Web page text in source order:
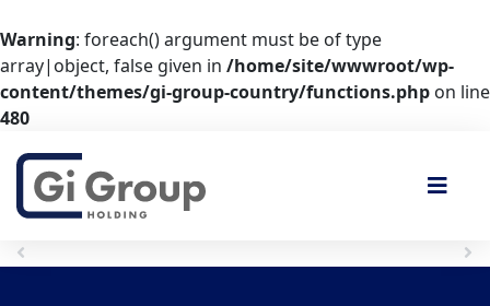
Warning: foreach() argument must be of type
array|object, false given in /home/site/wwwroot/wp-
content/themes/gi-group-country/functions.php on line
480